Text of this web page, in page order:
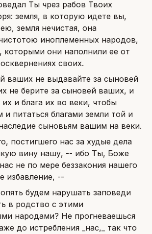
Ты чрез рабов Твоих
земля, в которую идете вы,
земля нечистая, она
иноплеменных народов,
которыми они наполнили ее от
своих.
ваших не выдавайте за сыновей
не берите за сыновей ваших, и
и блага их во веки, чтобы
и питаться благами земли той и
сыновьям вашим на веки.
постигшего нас за худые дела
вину нашу, -- ибо Ты, Боже
не по мере беззакония нашего
избавление, --
будем нарушать заповеди
в родство с этими
народами? Не прогневаешься
до истребления _нас,_ так что